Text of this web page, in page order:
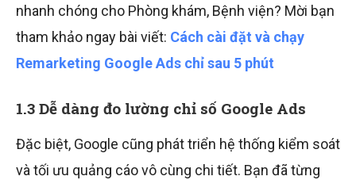
nhanh chóng cho Phòng khám, Bệnh viện? Mời bạn
tham khảo ngay bài viết: Cách cài đặt và chạy
Remarketing Google Ads chỉ sau 5 phút
1.3 Dễ dàng đo lường chỉ số Google Ads
Đặc biệt, Google cũng phát triển hệ thống kiểm soát
và tối ưu quảng cáo vô cùng chi tiết. Bạn đã từng